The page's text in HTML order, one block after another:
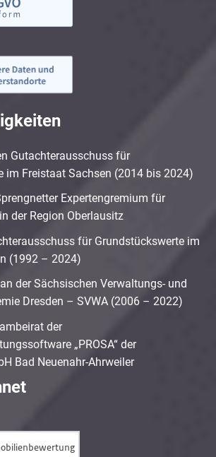
Gutachterausschuss für
im Freistaat Sachsen (2014 bis 2024)
Expertengremium für
der Region Oberlausitz
für Grundstückswerte im
(1992 – 2024)
der Sächsischen Verwaltungs- und
Dresden – SVWA (2006 – 2022)
der
„PROSA“ der
Bad Neuenahr-Ahrweiler